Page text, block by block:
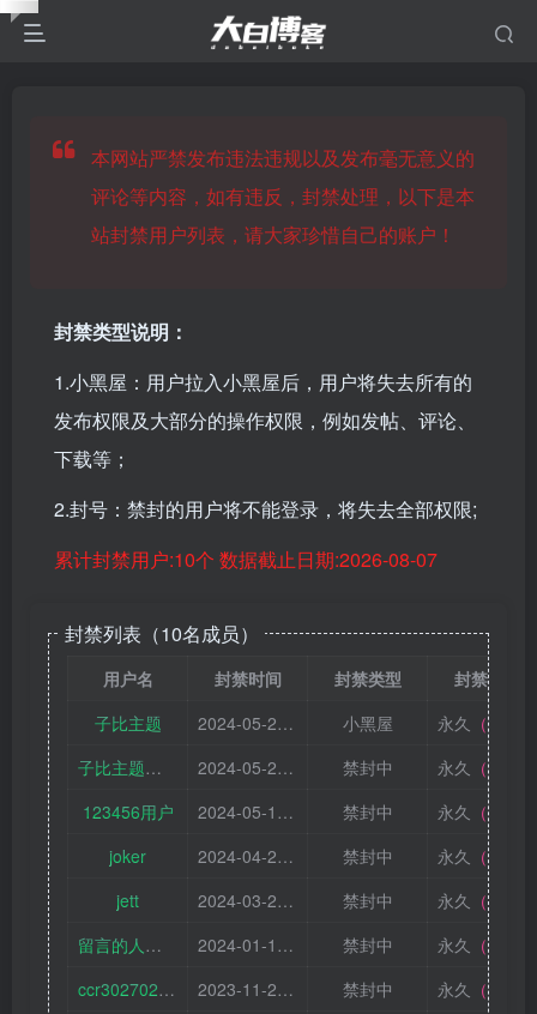
本网站严禁发布违法违规以及发布毫无意义的
评论等内容，如有违反，封禁处理，以下是本
站封禁用户列表，请大家珍惜自己的账户！
封禁类型说明：
1.小黑屋：用户拉入小黑屋后，用户将失去所有的
发布权限及大部分的操作权限，例如发帖、评论、
下载等；
2.封号：禁封的用户将不能登录，将失去全部权限;
累计封禁用户:10个 数据截止日期:2026-08-07
封禁列表（10名成员）
用户名 封禁时间 封禁类型
封禁时长
子比主题
2024-05-28 07:34:22 小黑屋 永久 （不可申诉）
子比主题开发者成员-老糖
2024-05-27 12:21:57 禁封中 永久 （不可申诉）
123456用户
2024-05-14 15:35:50 禁封中 永久 （不可申诉）
joker
2024-04-29 08:14:44 禁封中 永久 （可申诉）
jett
2024-03-20 21:00:20 禁封中 永久 （可申诉）
留言的人都想日你
2024-01-18 20:49:59 禁封中 永久 （不可申诉）
ccr302702596
2023-11-27 16:50:20 禁封中 永久 （不可申诉）